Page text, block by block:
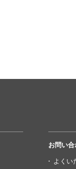
お問い合
よくい